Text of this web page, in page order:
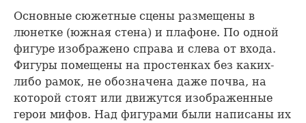
Основные сюжетные сцены размещены в
люнетке (южная стена) и плафоне. По одной
фигуре изображено справа и слева от входа.
Фигуры помещены на простенках без каких-
либо рамок, не обозначена даже почва, на
которой стоят или движутся изображенные
герои мифов. Над фигурами были написаны их